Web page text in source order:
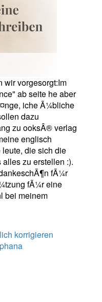
wir vorgesorgt:Im
ab seite he aber
iche Ã¼bliche
dazu
zu ooksÂ® verlag
englisch
die sich die
zu erstellen :).
fÃ¼r
fÃ¼r eine
bei meinem
korrigieren